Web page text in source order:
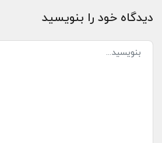
دیدگاه خود را بنویسید